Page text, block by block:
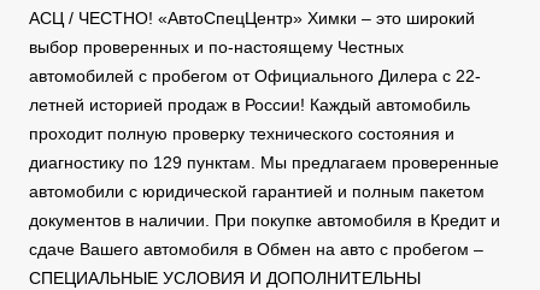
АСЦ / ЧЕСТНО! «АвтоСпецЦентр» Химки – это широкий
выбор проверенных и по-настоящему Честных
автомобилей с пробегом от Официального Дилера с 22-
летней историей продаж в России! Каждый автомобиль
проходит полную проверку технического состояния и
диагностику по 129 пунктам. Мы предлагаем проверенные
автомобили с юридической гарантией и полным пакетом
документов в наличии. При покупке автомобиля в Кредит и
сдаче Вашего автомобиля в Обмен на авто с пробегом –
СПЕЦИАЛЬНЫЕ УСЛОВИЯ И ДОПОЛНИТЕЛЬНЫ